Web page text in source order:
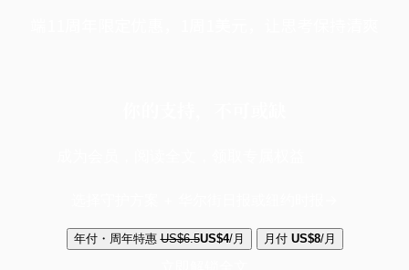
年付・周年特惠 US$6.5US$4/月 月付 US$8/月